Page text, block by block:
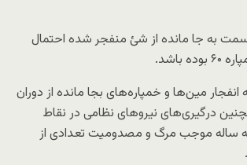
به جا مانده از شئ منفجر شده احتمال
باشد.
مین‌ها و خمپاره‌های بجا مانده از دوران
همچنین درگیری‌های نیروهای نظامی در نقاط
ساله موجب مرگ و مصدومیت تعدادی از